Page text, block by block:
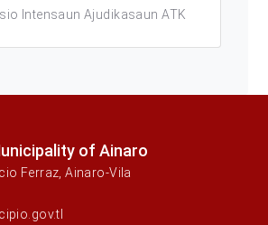
Intensaun Ajudikasaun ATK
of Ainaro
Ferraz, Ainaro-Vila